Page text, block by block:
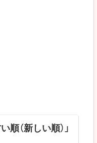
順（新しい順）」